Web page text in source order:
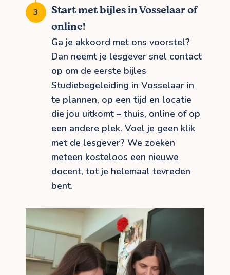
Start met bijles in Vosselaar of
online!
Ga je akkoord met ons voorstel?
Dan neemt je lesgever snel contact
op om de eerste bijles
Studiebegeleiding in Vosselaar in
te plannen, op een tijd en locatie
die jou uitkomt – thuis, online of op
een andere plek. Voel je geen klik
met de lesgever? We zoeken
meteen kosteloos een nieuwe
docent, tot je helemaal tevreden
bent.